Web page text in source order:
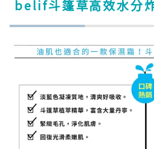
belif斗篷草高效水分